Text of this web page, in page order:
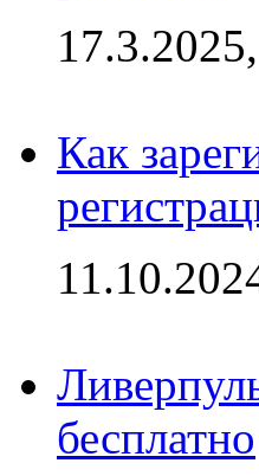
Как
бесплатно